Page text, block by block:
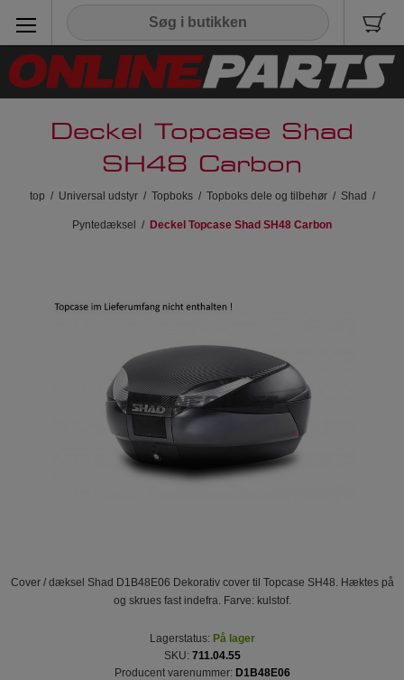
Deckel Topcase Shad
SH48 Carbon
top / Universal udstyr / Topboks / Topboks dele og tilbehør / Shad /
Pyntedæksel / Deckel Topcase Shad SH48 Carbon
Cover / dæksel Shad D1B48E06 Dekorativ cover til Topcase SH48. Hæktes på
og skrues fast indefra. Farve: kulstof.
Lagerstatus: På lager
SKU: 711.04.55
Producent varenummer: D1B48E06